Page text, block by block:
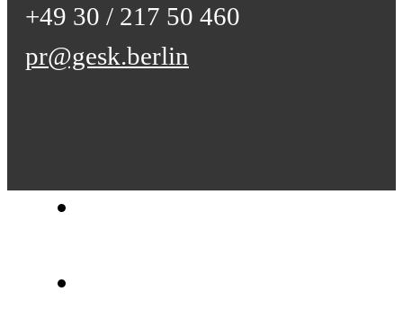
+49 30 / 217 50 460
pr@gesk.berlin